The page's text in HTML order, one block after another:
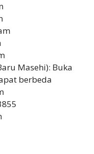
Masehi): Buka
berbeda